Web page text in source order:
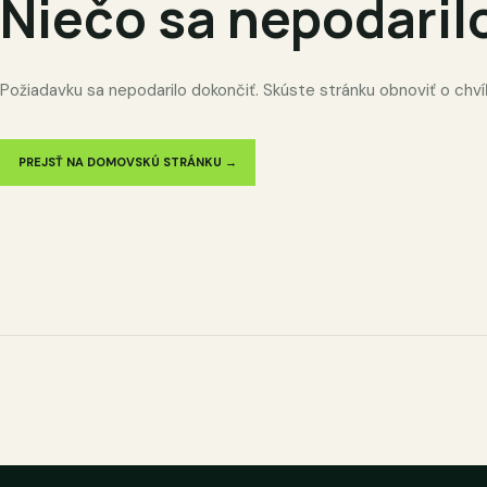
Niečo sa
Požiadavku sa nepodarilo dokončiť. Skúste stránku obnoviť o
PREJSŤ NA DOMOVSKÚ STRÁNKU →